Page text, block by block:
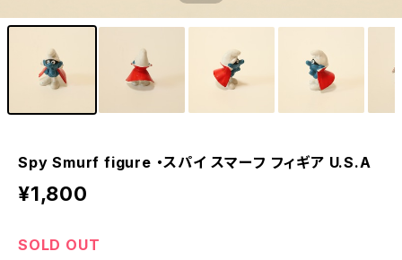
Spy Smurf figure ・スパイ スマーフ フィギア U.S.A
¥1,800
SOLD OUT